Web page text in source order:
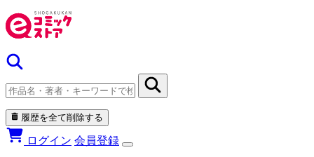
履歴を全て削除する
ログイン 会員登録